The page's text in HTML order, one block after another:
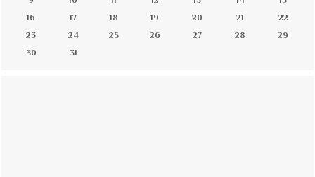
16
17 18 19 20 21
22
23
24 25 26 27 28
29
30
31